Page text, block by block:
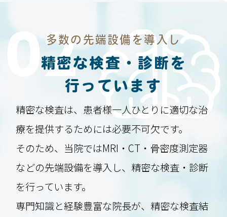
02多数の先端設備を導入し
精密な検査・診断を
行っています
精密な検査は、患者様一人ひとりに適切な治
療を提供するためには必要不可欠です。
そのため、当院ではMRI・CT・骨密度測定器
などの先端設備を導入し、精密な検査・診断
を行っています。
専門知識と経験豊富な院長が、精密な検査結